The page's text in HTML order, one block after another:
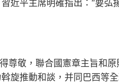
近平主席明確指出：“要弘
尊敬，聯合國憲章主旨和
旋推動和談，并同巴西等